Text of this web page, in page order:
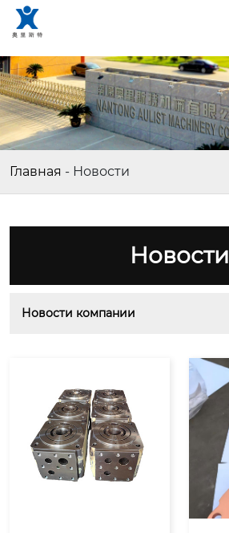
Главная - Новости
Новости
Новости компании